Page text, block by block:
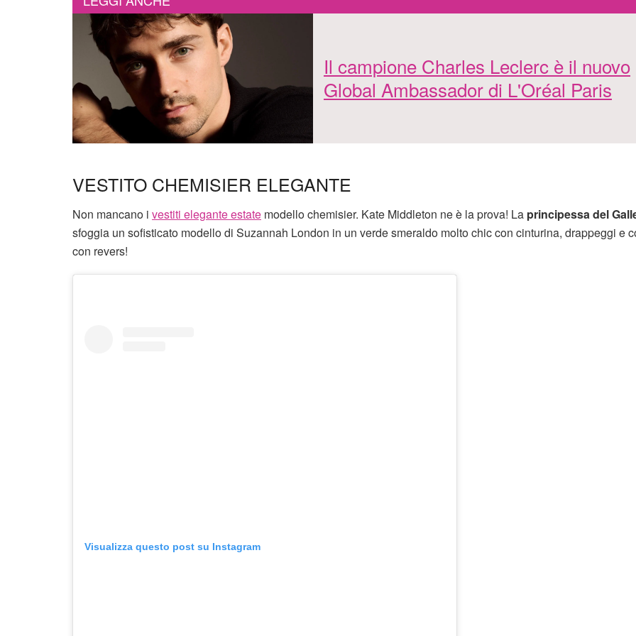
Il campione Charles Leclerc è il nuovo
Global Ambassador di L'Oréal Paris
VESTITO CHEMISIER ELEGANTE
Non mancano i vestiti elegante estate modello chemisier. Kate Middleton ne è la prova! La principessa del
sfoggia un sofisticato modello di Suzannah London in un verde smeraldo molto chic con cinturina, drappeggi e
con revers!
Visualizza questo post su Instagram